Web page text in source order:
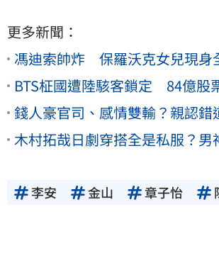
更多新聞：
馮迪索帥炸 保羅沃克女兒現身
BTS柾國遭陸駭客鎖定 84億股
錢人豪官司、感情雙輸？親認錯
木村拓哉日劇穿搭全是私服？男
李安 金山 章子怡